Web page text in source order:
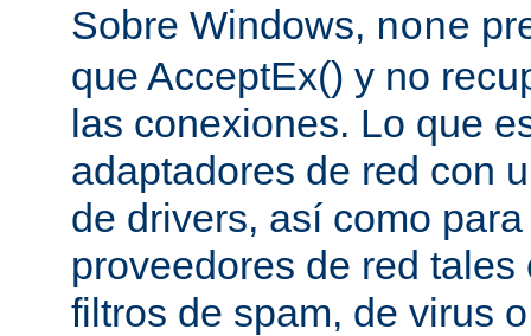
Sobre Windows, none
que AcceptEx() y no
las conexiones. Lo que
adaptadores de red con
de drivers, así como
proveedores de red
filtros de spam, de virus